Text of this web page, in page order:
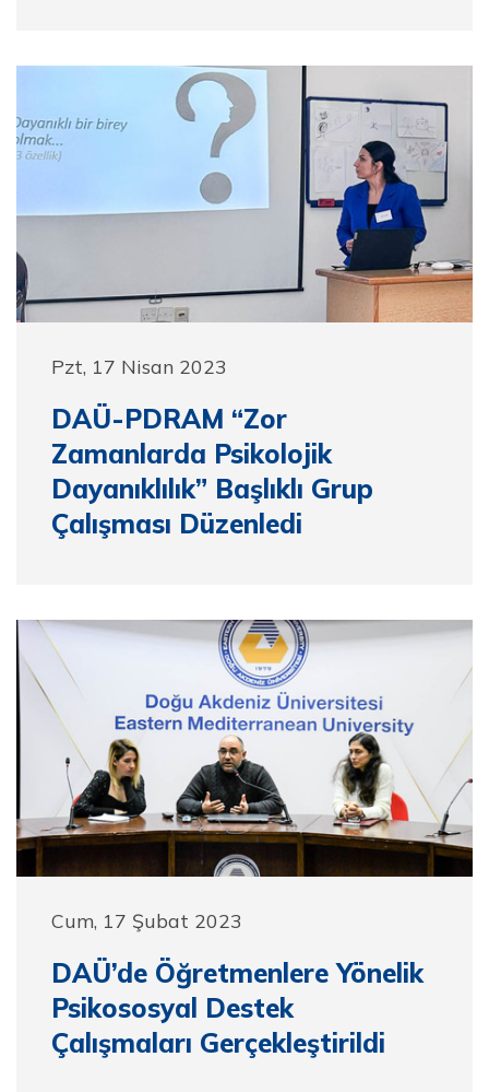
Pzt, 17 Nisan 2023
DAÜ-PDRAM “Zor
Zamanlarda Psikolojik
Dayanıklılık” Başlıklı Grup
Çalışması Düzenledi
Cum, 17 Şubat 2023
DAÜ’de Öğretmenlere Yönelik
Psikososyal Destek
Çalışmaları Gerçekleştirildi